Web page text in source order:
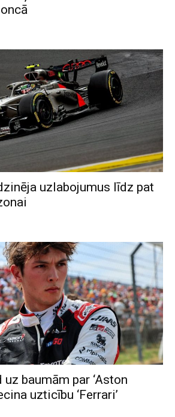
uzlabojumus līdz pat
baumām par ‘Aston
uzticību ‘Ferrari’